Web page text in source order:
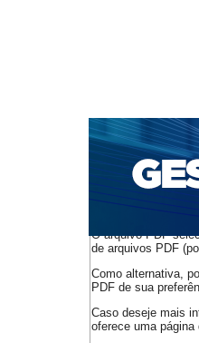
CAPA SOBRE
PORTAL DE
PARA SUBMISSÃO
Capa v. 21, jan./
O arquivo PDF
de arquivos PDF
Como alternativa,
PDF de sua
Caso deseje mais
oferece uma página